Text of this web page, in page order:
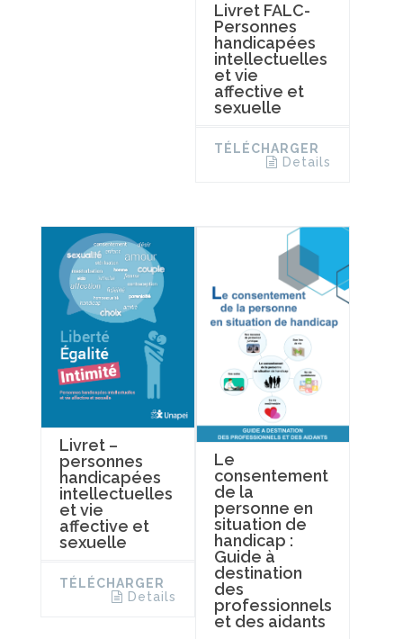
Livret FALC-
Personnes
handicapées
intellectuelles
et vie
affective et
sexuelle
TÉLÉCHARGER
Details
Livret –
personnes
handicapées
intellectuelles
et vie
affective et
sexuelle
TÉLÉCHARGER
Details
Le
consentement
de la
personne en
situation de
handicap :
Guide à
destination
des
professionnels
et des aidants